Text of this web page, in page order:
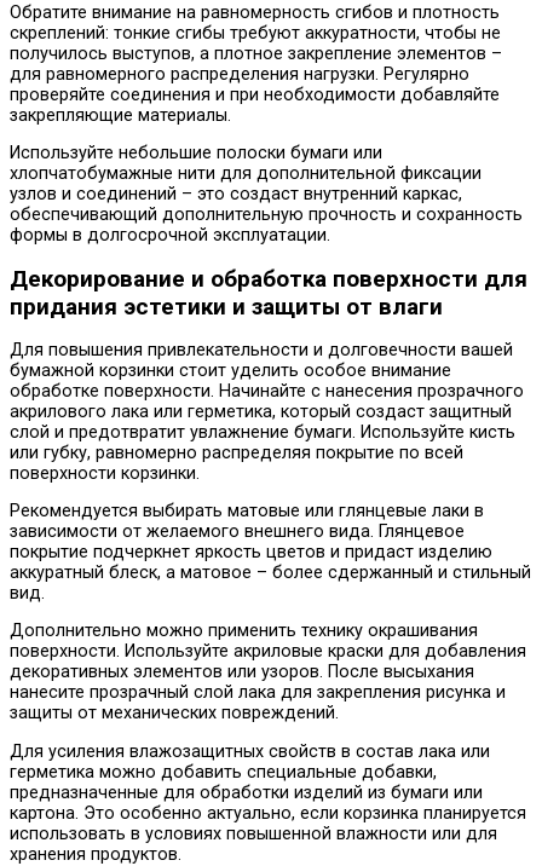
Обратите внимание на равномерность сгибов и плотность
скреплений: тонкие сгибы требуют аккуратности, чтобы не
получилось выступов, а плотное закрепление элементов –
для равномерного распределения нагрузки. Регулярно
проверяйте соединения и при необходимости добавляйте
закрепляющие материалы.
Используйте небольшие полоски бумаги или
хлопчатобумажные нити для дополнительной фиксации
узлов и соединений – это создаст внутренний каркас,
обеспечивающий дополнительную прочность и сохранность
формы в долгосрочной эксплуатации.
Декорирование и обработка поверхности для
придания эстетики и защиты от влаги
Для повышения привлекательности и долговечности вашей
бумажной корзинки стоит уделить особое внимание
обработке поверхности. Начинайте с нанесения прозрачного
акрилового лака или герметика, который создаст защитный
слой и предотвратит увлажнение бумаги. Используйте кисть
или губку, равномерно распределяя покрытие по всей
поверхности корзинки.
Рекомендуется выбирать матовые или глянцевые лаки в
зависимости от желаемого внешнего вида. Глянцевое
покрытие подчеркнет яркость цветов и придаст изделию
аккуратный блеск, а матовое – более сдержанный и стильный
вид.
Дополнительно можно применить технику окрашивания
поверхности. Используйте акриловые краски для добавления
декоративных элементов или узоров. После высыхания
нанесите прозрачный слой лака для закрепления рисунка и
защиты от механических повреждений.
Для усиления влажозащитных свойств в состав лака или
герметика можно добавить специальные добавки,
предназначенные для обработки изделий из бумаги или
картона. Это особенно актуально, если корзинка планируется
использовать в условиях повышенной влажности или для
хранения продуктов.